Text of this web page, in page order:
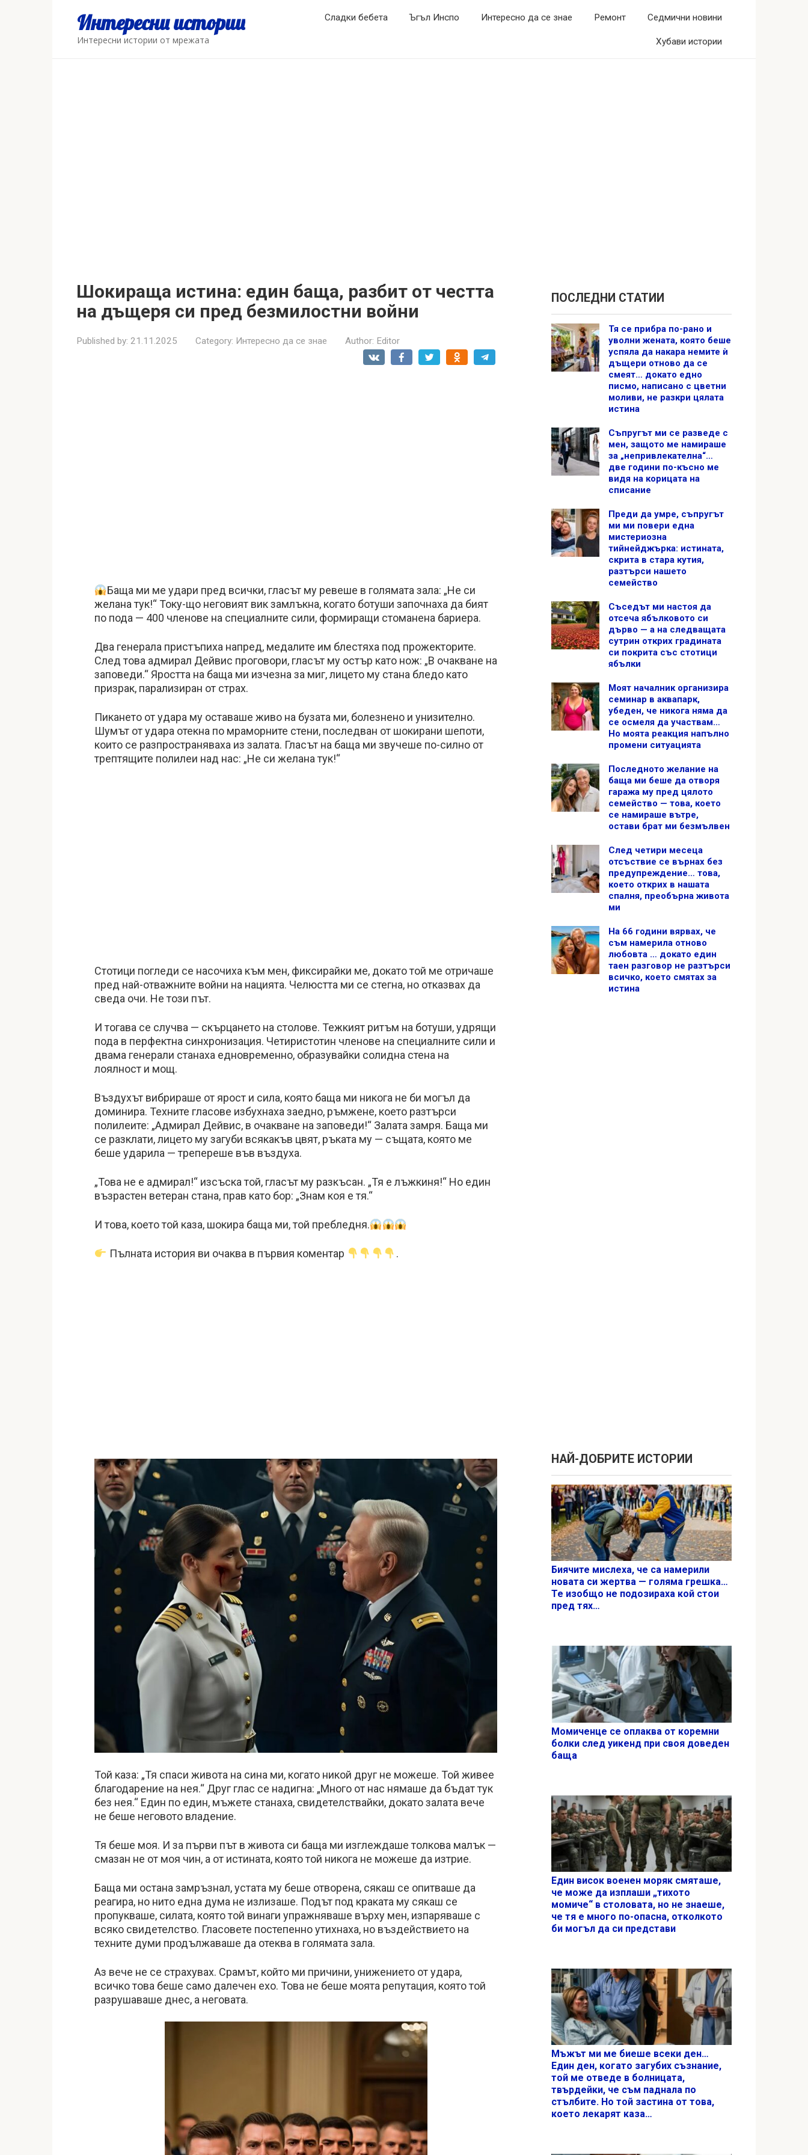
Интересни истории
Интересни истории от мрежата
Сладки бебета Ъгъл Инспо Интересно да се знае Ремонт Седмични новини
Хубави истории
Шокираща истина: един баща, разбит от честта
на дъщеря си пред безмилостни войни
Published by: 21.11.2025 Category: Интересно да се знае Author: Editor
Баща ми ме удари пред всички, гласът му ревеше в голямата зала: „Не си
желана тук!“ Току-що неговият вик замлъкна, когато ботуши започнаха да бият
по пода — 400 членове на специалните сили, формиращи стоманена бариера.
Два генерала пристъпиха напред, медалите им блестяха под прожекторите.
След това адмирал Дейвис проговори, гласът му остър като нож: „В очакване на
заповеди.“ Яростта на баща ми изчезна за миг, лицето му стана бледо като
призрак, парализиран от страх.
Пикането от удара му оставаше живо на бузата ми, болезнено и унизително.
Шумът от удара отекна по мраморните стени, последван от шокирани шепоти,
които се разпространяваха из залата. Гласът на баща ми звучеше по-силно от
трептящите полилеи над нас: „Не си желана тук!“
Стотици погледи се насочиха към мен, фиксирайки ме, докато той ме отричаше
пред най-отважните войни на нацията. Челюстта ми се стегна, но отказвах да
сведа очи. Не този път.
И тогава се случва — скърцането на столове. Тежкият ритъм на ботуши, удрящи
пода в перфектна синхронизация. Четиристотин членове на специалните сили и
двама генерали станаха едновременно, образувайки солидна стена на
лоялност и мощ.
Въздухът вибрираше от ярост и сила, която баща ми никога не би могъл да
доминира. Техните гласове избухнаха заедно, ръмжене, което разтърси
полилеите: „Адмирал Дейвис, в очакване на заповеди!“ Залата замря. Баща ми
се разклати, лицето му загуби всякакъв цвят, ръката му — същата, която ме
беше ударила — трепереше във въздуха.
„Това не е адмирал!“ изсъска той, гласът му разкъсан. „Тя е лъжкиня!“ Но един
възрастен ветеран стана, прав като бор: „Знам коя е тя.“
И това, което той каза, шокира баща ми, той пребледня.
Пълната история ви очаква в първия коментар .
Той каза: „Тя спаси живота на сина ми, когато никой друг не можеше. Той живее
благодарение на нея.“ Друг глас се надигна: „Много от нас нямаше да бъдат тук
без нея.“ Един по един, мъжете станаха, свидетелствайки, докато залата вече
не беше неговото владение.
Тя беше моя. И за първи път в живота си баща ми изглеждаше толкова малък —
смазан не от моя чин, а от истината, която той никога не можеше да изтрие.
Баща ми остана замръзнал, устата му беше отворена, сякаш се опитваше да
реагира, но нито една дума не излизаше. Подът под краката му сякаш се
пропукваше, силата, която той винаги упражняваше върху мен, изпаряваше с
всяко свидетелство. Гласовете постепенно утихнаха, но въздействието на
техните думи продължаваше да отеква в голямата зала.
Аз вече не се страхувах. Срамът, който ми причини, унижението от удара,
всичко това беше само далечен ехо. Това не беше моята репутация, която той
разрушаваше днес, а неговата.
ПОСЛЕДНИ СТАТИИ
Тя се прибра по-рано и
уволни жената, която беше
успяла да накара немите ѝ
дъщери отново да се
смеят… докато едно
писмо, написано с цветни
моливи, не разкри цялата
истина
Съпругът ми се разведе с
мен, защото ме намираше
за „непривлекателна“…
две години по-късно ме
видя на корицата на
списание
Преди да умре, съпругът
ми ми повери една
мистериозна
тийнейджърка: истината,
скрита в стара кутия,
разтърси нашето
семейство
Съседът ми настоя да
отсеча ябълковото си
дърво — а на следващата
сутрин открих градината
си покрита със стотици
ябълки
Моят началник организира
семинар в аквапарк,
убеден, че никога няма да
се осмеля да участвам…
Но моята реакция напълно
промени ситуацията
Последното желание на
баща ми беше да отворя
гаража му пред цялото
семейство — това, което
се намираше вътре,
остави брат ми безмълвен
След четири месеца
отсъствие се върнах без
предупреждение… това,
което открих в нашата
спалня, преобърна живота
ми
На 66 години вярвах, че
съм намерила отново
любовта … докато един
таен разговор не разтърси
всичко, което смятах за
истина
НАЙ-ДОБРИТЕ ИСТОРИИ
Биячите мислеха, че са намерили
новата си жертва — голяма грешка…
Те изобщо не подозираха кой стои
пред тях…
Момиченце се оплаква от коремни
болки след уикенд при своя доведен
баща
Един висок военен моряк смяташе,
че може да изплаши „тихото
момиче“ в столовата, но не знаеше,
че тя е много по-опасна, отколкото
би могъл да си представи
Мъжът ми ме биеше всеки ден…
Един ден, когато загубих съзнание,
той ме отведе в болницата,
твърдейки, че съм паднала по
стълбите. Но той застина от това,
което лекарят каза…